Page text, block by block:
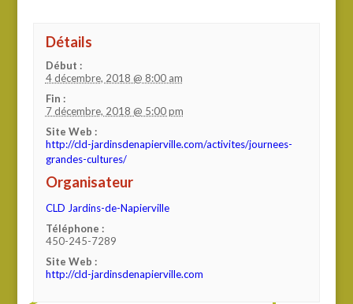
Détails
Début :
4 décembre, 2018 @ 8:00 am
Fin :
7 décembre, 2018 @ 5:00 pm
Site Web :
http://cld-jardinsdenapierville.com/activites/journees-
grandes-cultures/
Organisateur
CLD Jardins-de-Napierville
Téléphone :
450-245-7289
Site Web :
http://cld-jardinsdenapierville.com